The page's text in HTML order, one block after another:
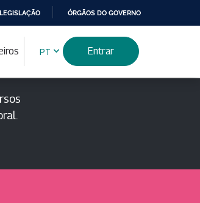
LEGISLAÇÃO ÓRGÃOS DO GOVERNO
PT Entrar